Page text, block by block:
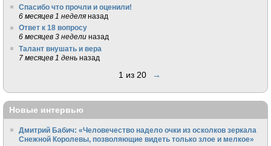
Спасибо что прочли и оценили!
6 месяцев 1 неделя назад
Ответ к 18 вопросу
6 месяцев 3 недели назад
Талант внушать и вера
7 месяцев 1 день назад
1 из 20 →
Новые интервью
Дмитрий Бабич: «Человечество надело очки из осколков зеркала
Снежной Королевы, позволяющие видеть только злое и мелкое»